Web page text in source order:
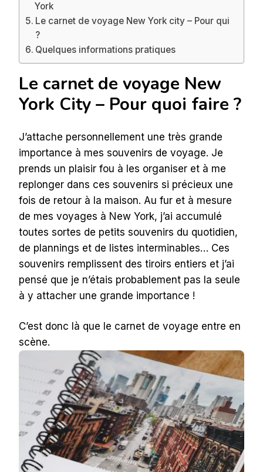
York
Le carnet de voyage New York city – Pour qui
?
Quelques informations pratiques
Le carnet de voyage New
York City – Pour quoi faire ?
J’attache personnellement une très grande
importance à mes souvenirs de voyage. Je
prends un plaisir fou à les organiser et à me
replonger dans ces souvenirs si précieux une
fois de retour à la maison. Au fur et à mesure
de mes voyages à New York, j’ai accumulé
toutes sortes de petits souvenirs du quotidien,
de plannings et de listes interminables… Ces
souvenirs remplissent des tiroirs entiers et j’ai
pensé que je n’étais probablement pas la seule
à y attacher une grande importance !
C’est donc là que le carnet de voyage entre en
scène.